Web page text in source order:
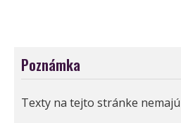
Poznámka
Texty na tejto stránke nemajú